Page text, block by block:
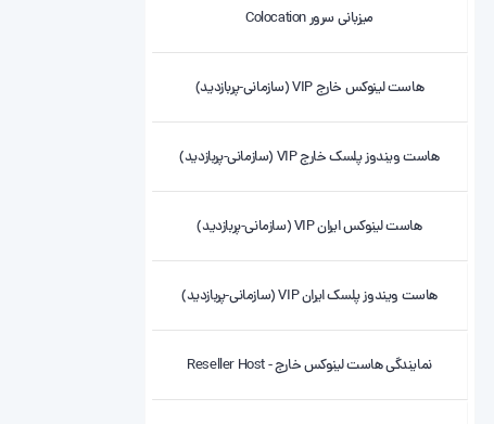
میزبانی سرور Colocation
هاست لینوکس خارج VIP (سازمانی-پربازدید)
هاست ویندوز پلسک خارج VIP (سازمانی-پربازدید)
هاست لینوکس ایران VIP (سازمانی-پربازدید)
هاست ویندوز پلسک ایران VIP (سازمانی-پربازدید)
نمایندگی هاست لینوکس خارج - Reseller Host